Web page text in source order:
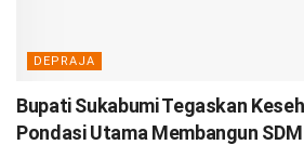
DEPRAJA
Bupati Sukabumi Tegaskan
Pondasi Utama Membangun